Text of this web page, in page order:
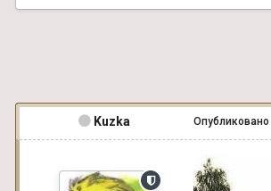
Kuzka Опубликовано